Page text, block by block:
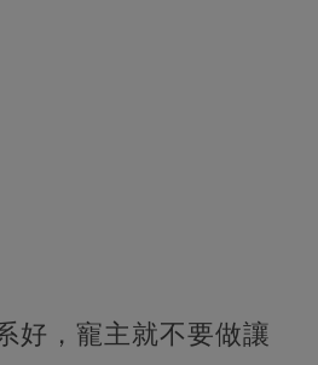
好，寵主就不要做讓